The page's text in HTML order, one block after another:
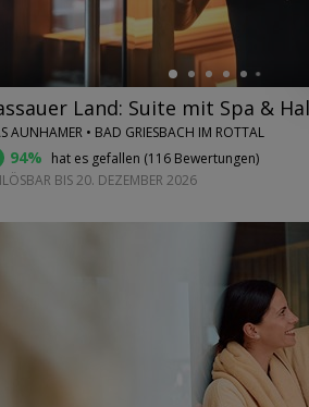
Land: Suite mit Spa &
AUNHAMER • BAD GRIESBACH IM ROTTAL
94% hat es gefallen (116 Bewertungen)
BIS 20. DEZEMBER 2026